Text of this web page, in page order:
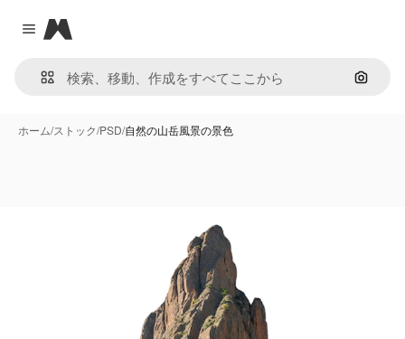
Close menu
Magnific
画像で
ホーム/ストック/PSD/自然の山岳風景の景色